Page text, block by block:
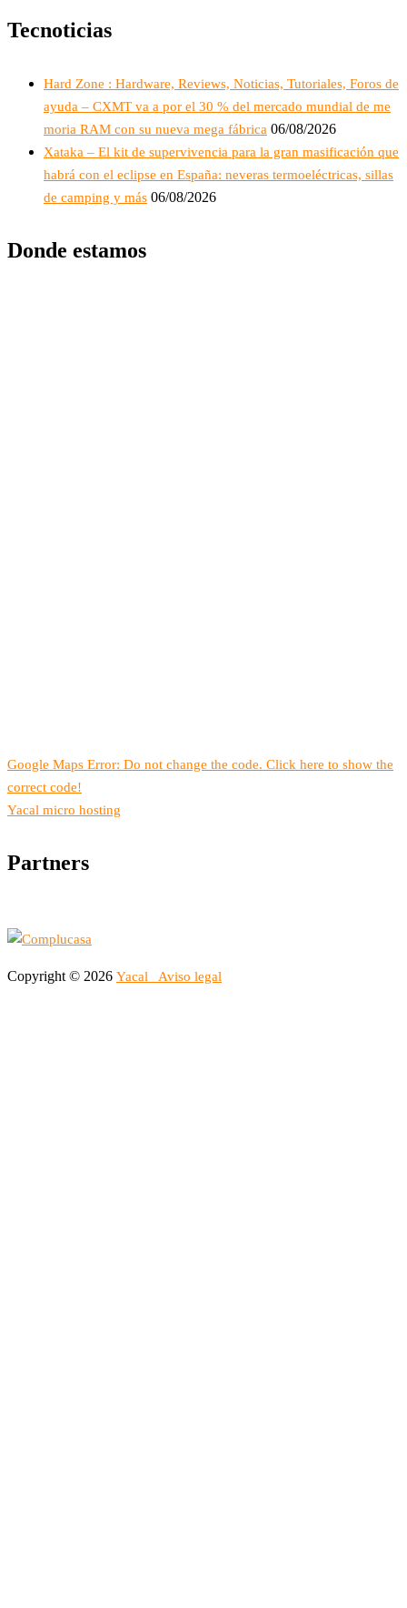
Tecnoticias
Hard Zone : Hardware, Reviews, Noticias, Tutoriales, Foros de
ayuda – CXMT va a por el 30 % del mercado mundial de me
moria RAM con su nueva mega fábrica 06/08/2026
Xataka – El kit de supervivencia para la gran masificación que
habrá con el eclipse en España: neveras termoeléctricas, sillas
de camping y más 06/08/2026
Donde estamos
Google Maps Error: Do not change the code. Click here to show the
correct code!
Yacal micro hosting
Partners
Copyright © 2026 Yacal Aviso legal